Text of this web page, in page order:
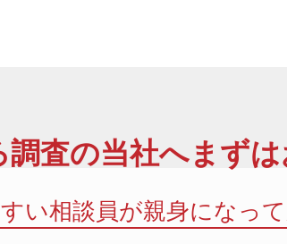
調査の当社へまず
い相談員が親身になっ